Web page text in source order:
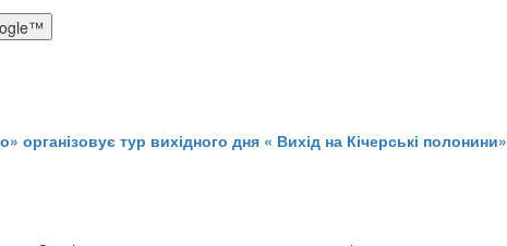
організовує тур вихідного дня « Вихід на Кічерські полонини»